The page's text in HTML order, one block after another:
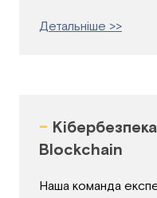
Детальніше >>
-
Blockchain
Наша команда